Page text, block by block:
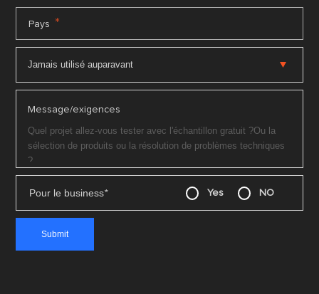
Pays *
Message/exigences
Pour le business* Yes NO